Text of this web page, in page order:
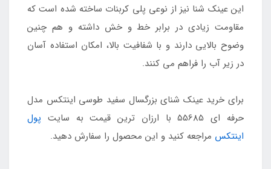
این عینک شنا نیز از نوعی پلی کربنات ساخته شده است که
مقاومت زیادی در برابر خط و خش داشته و هم چنین
وضوح بالایی دارند و با شفافیت بالا، امکان استفاده آسان
در زیر آب را فراهم می کنند.
برای خرید عینک شنای بزرگسال سفید طوسی اینتکس مدل
حرفه ای 55685 با ارزان ترین قیمت به سایت
پول
اینتکس مراجعه کنید و این محصول را سفارش دهید.